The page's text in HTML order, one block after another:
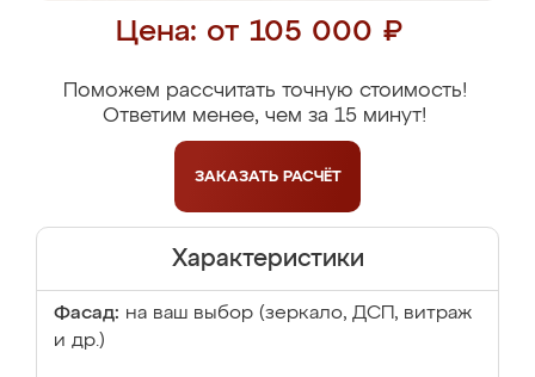
Цена: от 105 000 ₽
Поможем рассчитать точную стоимость!
Ответим менее, чем за 15 минут!
ЗАКАЗАТЬ РАСЧЁТ
Характеристики
Фасад: на ваш выбор (зеркало, ДСП, витраж
и др.)